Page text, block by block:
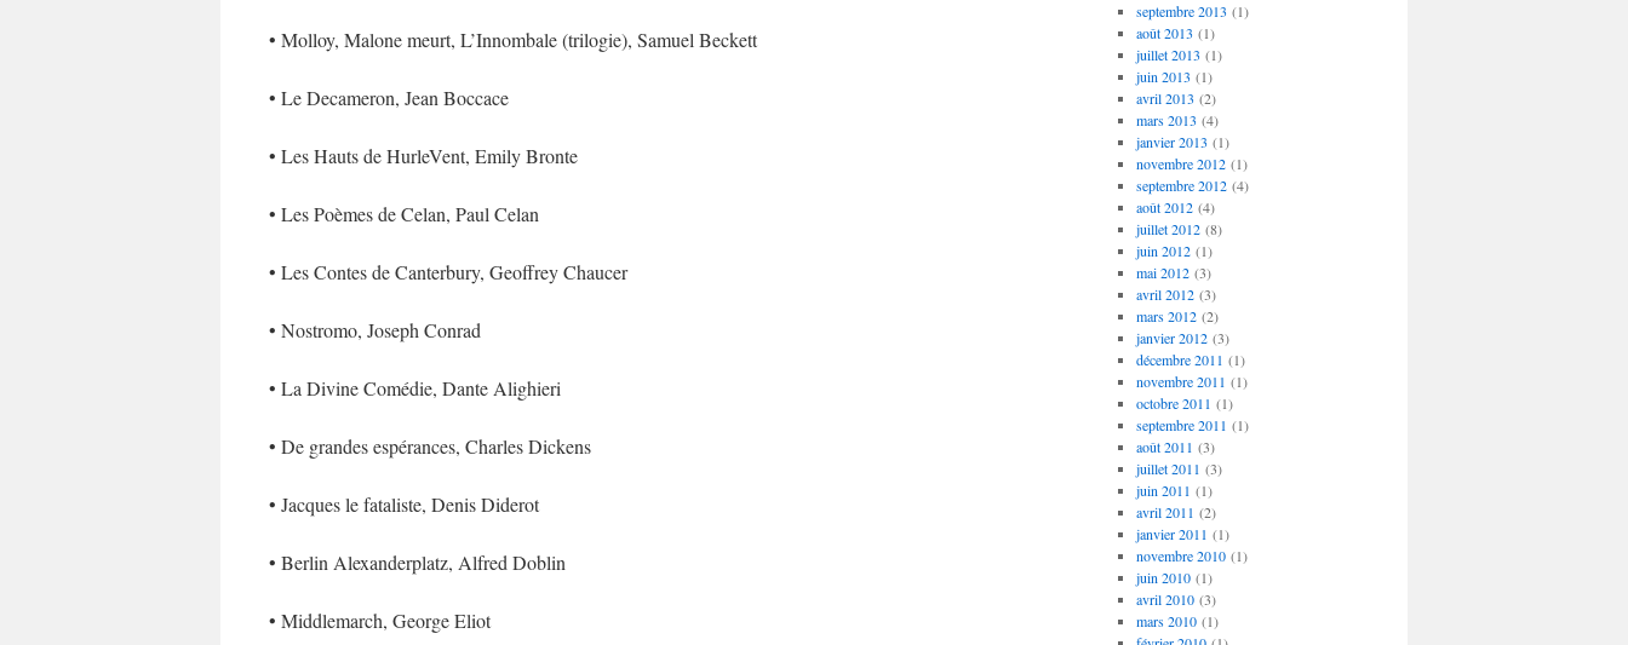
• Molloy, Malone meurt, L’Innombale (trilogie), Samuel Beckett
• Le Decameron, Jean Boccace
• Les Hauts de HurleVent, Emily Bronte
• Les Poèmes de Celan, Paul Celan
• Les Contes de Canterbury, Geoffrey Chaucer
• Nostromo, Joseph Conrad
• La Divine Comédie, Dante Alighieri
• De grandes espérances, Charles Dickens
• Jacques le fataliste, Denis Diderot
• Berlin Alexanderplatz, Alfred Doblin
• Middlemarch, George Eliot
septembre 2013 (1)
août 2013 (1)
juillet 2013 (1)
juin 2013 (1)
avril 2013 (2)
mars 2013 (4)
janvier 2013 (1)
novembre 2012(1)
septembre 2012(4)
août 2012(4)
juillet 2012(8)
juin 2012(1)
mai 2012(3)
avril 2012(3)
mars 2012(2)
janvier 2012(3)
décembre 2011 (1)
novembre 2011 (1)
octobre 2011 (1)
septembre 2011 (1)
août 2011 (3)
juillet 2011 (3)
juin 2011 (1)
avril 2011 (2)
janvier 2011 (1)
novembre 2010(1)
juin 2010(1)
avril 2010(3)
mars 2010(1)